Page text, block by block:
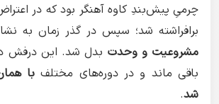
چرمیِ پیش‌بندِ کاوه آهنگر بود که در
برافراشته شد؛ سپس در گذر زمان به
مشروعیت و وحدت بدل شد. این درفش
باقی ماند و در دوره‌های مختلف با
شد.